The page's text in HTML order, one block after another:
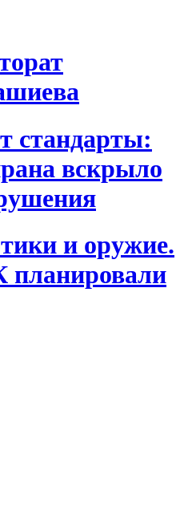
стандарты:
вскрыло
и оружие.